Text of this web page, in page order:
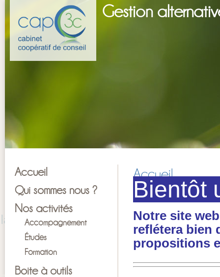
Gestion
Accueil
Qui sommes nous ?
Nos activités
Accompagnement
Études
Formation
Boite à outils
Accueil
Bientôt
Notre site
reflétera bien
propositions